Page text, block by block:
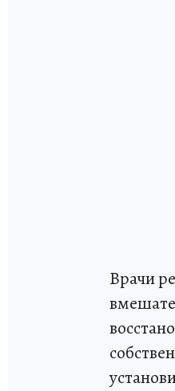
Врачи